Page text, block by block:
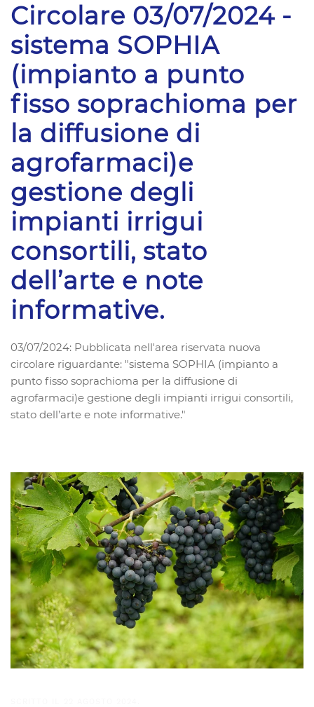
Circolare 03/07/2024 -
sistema SOPHIA
(impianto a punto
fisso soprachioma per
la diffusione di
agrofarmaci)e
gestione degli
impianti irrigui
consortili, stato
dell’arte e note
informative.
03/07/2024: Pubblicata nell'area riservata nuova
circolare riguardante: "sistema SOPHIA (impianto a
punto fisso soprachioma per la diffusione di
agrofarmaci)e gestione degli impianti irrigui consortili,
stato dell’arte e note informative."